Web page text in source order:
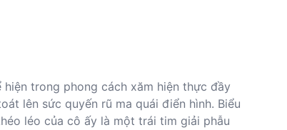
trong phong cách xăm hiện thực đầy
lên sức quyến rũ ma quái điển hình. Biểu
léo của cô ấy là một trái tim giải phẫu